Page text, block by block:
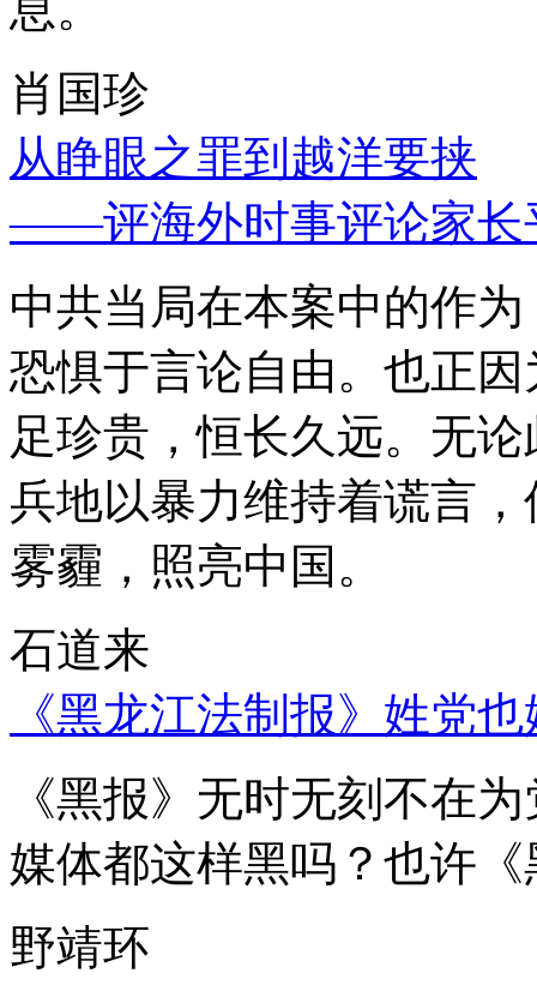
肖国珍
从睁眼之罪到越洋要挟
——评海外时事评论家长
中共当局在本案中的作
恐惧于言论自由。也正
足珍贵，恒长久远。无
兵地以暴力维持着谎言
雾霾，照亮中国。
石道来
《黑龙江法制报》姓党
《黑报》无时无刻不在
媒体都这样黑吗？也许
野靖环